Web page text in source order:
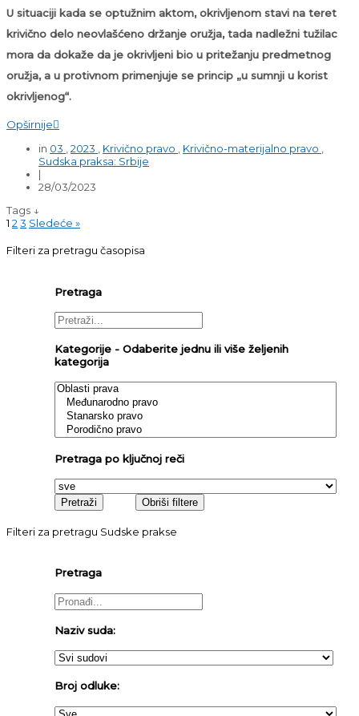
U situaciji kada se optužnim aktom, okrivljenom stavi na teret
krivično delo neovlašćeno držanje oružja, tada nadležni tužilac
mora da dokaže da je okrivljeni bio u pritežanju predmetnog
oružja, a u protivnom primenjuje se princip „u sumnji u korist
okrivljenog“.
Opširnije
in 03 ,2023 , Krivično pravo , Krivično-materijalno pravo ,
Sudska praksa: Srbije
|
28/03/2023
Tags ↓
1 23 Sledeće »
Filteri za pretragu časopisa
Pretraga
Kategorije - Odaberite jednu ili više željenih
kategorija
Pretraga po ključnoj reči
Filteri za pretragu Sudske prakse
Pretraga
Naziv suda:
Broj odluke: